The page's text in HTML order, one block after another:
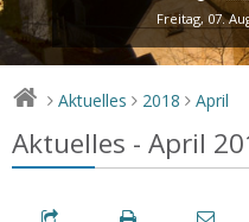
Freitag, 07.
> Aktuelles > 2018 > April
Aktuelles - April